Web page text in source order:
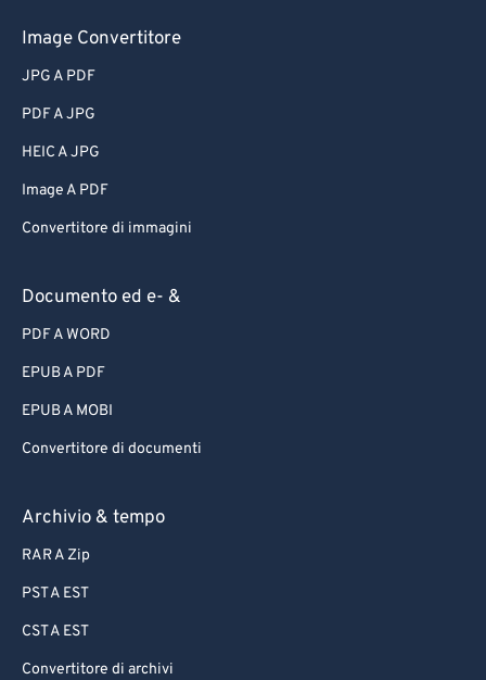
Image Convertitore
JPG A PDF
PDF A JPG
HEIC A JPG
Image A PDF
Convertitore di immagini
Documento ed e- &
PDF A WORD
EPUB A PDF
EPUB A MOBI
Convertitore di documenti
Archivio & tempo
RAR A Zip
PST A EST
CST A EST
Convertitore di archivi